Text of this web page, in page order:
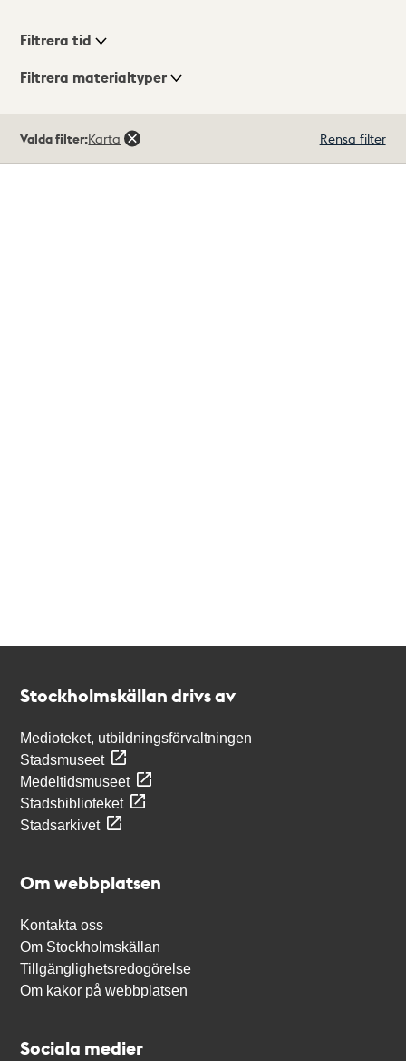
Visningsläge
Filtrera tid
Filtrera materialtyper
träffar
Valda filter:Karta Rensa filter
Stockholmskällan drivs av
Medioteket, utbildningsförvaltningen
Stadsmuseet
Medeltidsmuseet
Stadsbiblioteket
Stadsarkivet
Om webbplatsen
Kontakta oss
Om Stockholmskällan
Tillgänglighetsredogörelse
Om kakor på webbplatsen
Sociala medier